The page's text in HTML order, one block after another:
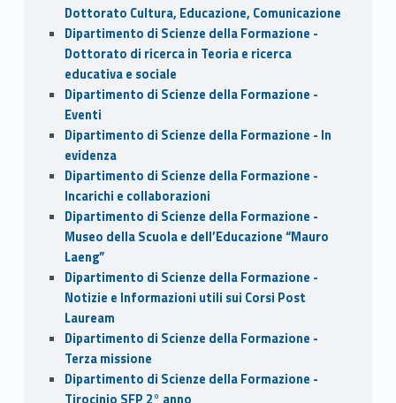
Dottorato Cultura, Educazione, Comunicazione
Dipartimento di Scienze della Formazione -
Dottorato di ricerca in Teoria e ricerca
educativa e sociale
Dipartimento di Scienze della Formazione -
Eventi
Dipartimento di Scienze della Formazione - In
evidenza
Dipartimento di Scienze della Formazione -
Incarichi e collaborazioni
Dipartimento di Scienze della Formazione -
Museo della Scuola e dell’Educazione “Mauro
Laeng”
Dipartimento di Scienze della Formazione -
Notizie e Informazioni utili sui Corsi Post
Lauream
Dipartimento di Scienze della Formazione -
Terza missione
Dipartimento di Scienze della Formazione -
Tirocinio SFP 2° anno